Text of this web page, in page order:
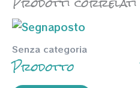
Senza categoria
Prodotto